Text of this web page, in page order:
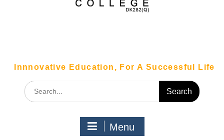
Innnovative Education, For A Successful Life
Search
for:
Menu